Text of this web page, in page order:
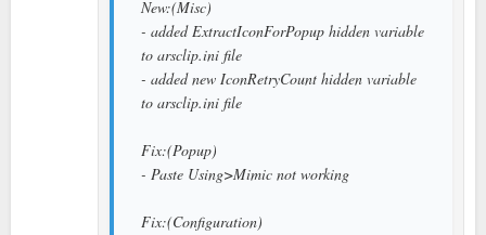
New:(Misc)
- added ExtractIconForPopup hidden variable
to arsclip.ini file
- added new IconRetryCount hidden variable
to arsclip.ini file
Fix:(Popup)
- Paste Using>Mimic not working
Fix:(Configuration)